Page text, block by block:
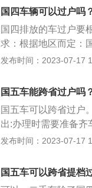
例如有的交易双方会
约定就需要在二手车
戏：初次买卖二手车
以很容易进入盲区。
着“按购车款及维修费
国四车辆可以过户吗
国四排放的车过户要
求：根据地区而定：
求也逐个城市进行推
果没有车辆还能够继
施行的日期看国4车
意味着国四车完全不
政策限制国四车的流
发布时间：2023-07-17
国五车能跨省过户吗
国五车可以跨省过户
出:办理时需要准备齐
保单，并提前将违章
相关档案带回要上户
准，氮氧化物排放量
发布时间：2023-07-17
国五车可以跨省提档